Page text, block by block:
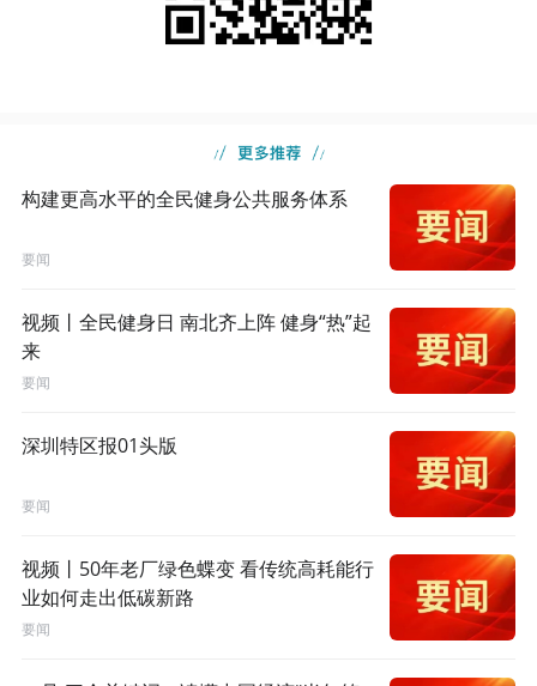
构建更高水平的全民健身公共服务体系
要闻
视频丨全民健身日 南北齐上阵 健身“热”起
来
要闻
深圳特区报01头版
要闻
视频丨50年老厂绿色蝶变 看传统高耗能行
业如何走出低碳新路
要闻